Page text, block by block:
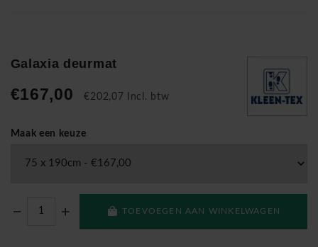
Galaxia deurmat
€167,00 €202,07 Incl. btw
Maak een keuze
TOEVOEGEN AAN WINKELWAGEN